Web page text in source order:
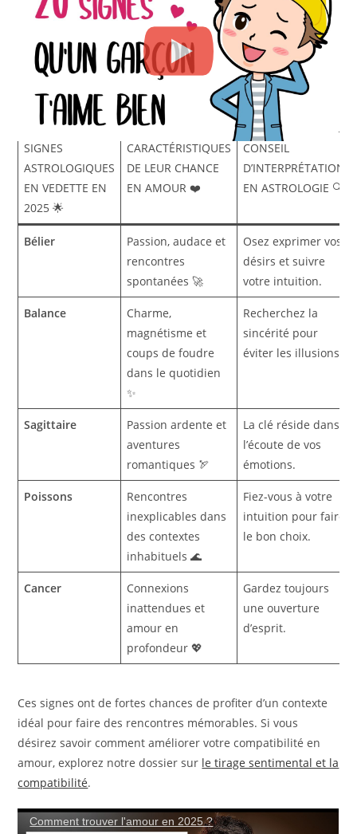
Certains signes astrologiques sont davantage propices à
vivre une révolution sentimentale cette année. Grâce à la
position des astres, ils pourraient bien faire une rencontre
qui bouleversera leur futur. Découvrez si vous faites partie
de cette liste privilégiée :
SIGNES
ASTROLOGIQUES
EN VEDETTE EN
2025 🌟
CARACTÉRISTIQUES
DE LEUR CHANCE
EN AMOUR ❤️
CONSEIL
D’INTERPRÉTATION
EN ASTROLOGIE 🔍
Bélier
Passion, audace et
rencontres
spontanées 🚀
Osez exprimer vos
désirs et suivre
votre intuition.
Balance
Charme,
magnétisme et
coups de foudre
dans le quotidien
✨
Recherchez la
sincérité pour
éviter les illusions.
Sagittaire
Passion ardente et
aventures
romantiques 🏹
La clé réside dans
l’écoute de vos
émotions.
Poissons
Rencontres
inexplicables dans
des contextes
inhabituels 🌊
Fiez-vous à votre
intuition pour faire
le bon choix.
Cancer
Connexions
inattendues et
amour en
profondeur 💖
Gardez toujours
une ouverture
d’esprit.
Ces signes ont de fortes chances de profiter d’un contexte
idéal pour faire des rencontres mémorables. Si vous
désirez savoir comment améliorer votre compatibilité en
amour, explorez notre dossier sur le tirage sentimental et la
compatibilité.
Comment trouver l'amour en 2025 ?
Les astuces pour savoir si votre cœur est prêt